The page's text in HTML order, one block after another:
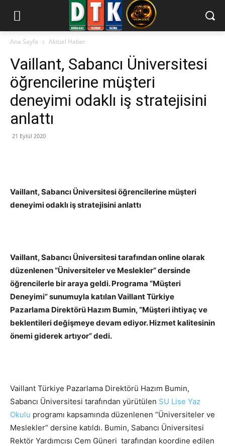
Ana Sayfa Aktüel Haber
Vaillant, Sabancı Üniversitesi
öğrencilerine müşteri
deneyimi odaklı iş stratejisini
anlattı
21 Eylül 2020
Vaillant, Sabancı Üniversitesi öğrencilerine müşteri
deneyimi odaklı iş stratejisini anlattı
Vaillant, Sabancı Üniversitesi tarafından online olarak
düzenlenen “Üniversiteler ve Meslekler” dersinde
öğrencilerle bir araya geldi. Programa “Müşteri
Deneyimi” sunumuyla katılan Vaillant Türkiye
Pazarlama Direktörü Hazım Bumin, “Müşteri ihtiyaç ve
beklentileri değişmeye devam ediyor. Hizmet kalitesinin
önemi giderek artıyor” dedi.
Vaillant Türkiye Pazarlama Direktörü Hazım Bumin,
Sabancı Üniversitesi tarafından yürütülen SU Lise Yaz
Okulu programı kapsamında düzenlenen “Üniversiteler ve
Meslekler” dersine katıldı. Bumin, Sabancı Üniversitesi
Rektör Yardımcısı Cem Güneri tarafından koordine edilen